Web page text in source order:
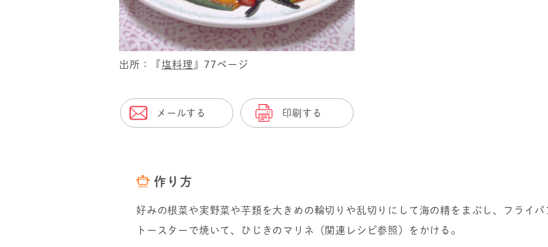
出所：『塩料理 』77ページ
メールする 印刷する
作り方
好みの根菜や実野菜や芋類を大きめの輪切りや乱切りにして海の精をまぶし、フライ
トースターで焼いて、ひじきのマリネ（関連レシピ参照）をかける。